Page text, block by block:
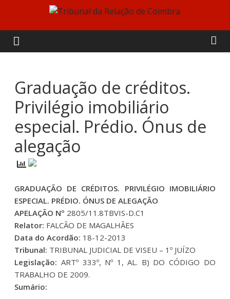
content
Tribunal
da
Relação
de
Coimbra
Graduação de créditos.
Privilégio imobiliário
especial. Prédio. Ónus de
alegação
GRADUAÇÃO DE CRÉDITOS. PRIVILÉGIO IMOBILIÁRIO
ESPECIAL. PRÉDIO. ÓNUS DE ALEGAÇÃO
APELAÇÃO Nº 2805/11.8TBVIS-D.C1
Relator: FALCÃO DE MAGALHÃES
Data do Acordão: 18-12-2013
Tribunal: TRIBUNAL JUDICIAL DE VISEU – 1º JUÍZO
Legislação:ARTº 333º, Nº 1, AL. B) DO CÓDIGO DO
TRABALHO DE 2009.
Sumário: